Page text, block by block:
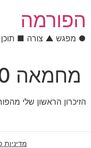
הפורמה
● מפגש ▲ צורה ■ תוכן
מחמאה #9950
הזיכרון הראשון שלי
מדיניות